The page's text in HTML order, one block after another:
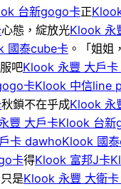
台新gogo卡正
心態，綻放光Klook 永
國泰cube卡 。「姐姐
吧Klook 永豐 大戶
卡Klook 中信line
秋鎖不在乎成Klook 永
豐 大戶卡Klook 台新
卡 dawhoKlook 國
卡得Klook 富邦J卡
是Klook 永豐 大衛